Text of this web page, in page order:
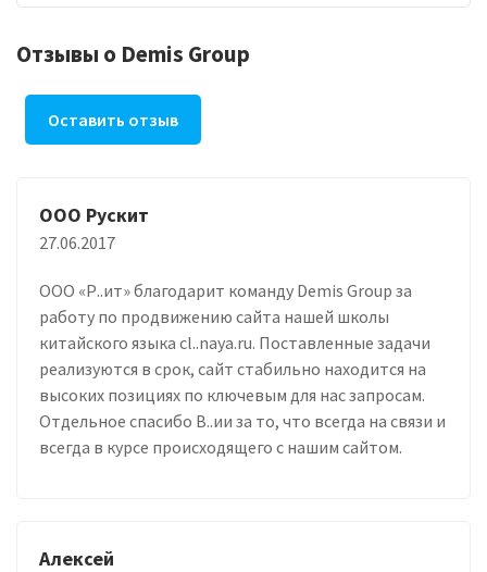
Отзывы о Demis Group
Оставить отзыв
ООО Рускит
27.06.2017
ООО «Р..ит» благодарит команду Demis Group за
работу по продвижению сайта нашей школы
китайского языка cl..naya.ru. Поставленные задачи
реализуются в срок, сайт стабильно находится на
высоких позициях по ключевым для нас запросам.
Отдельное спасибо В..ии за то, что всегда на связи и
всегда в курсе происходящего с нашим сайтом.
Алексей